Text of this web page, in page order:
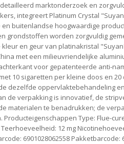
marktonderzoek en
integreert Platinum Crystal
buitenlandse hoogwaardige
grondstoffen worden zorgvuldig
en geur van platinakristal
met een milieuvriendelijke
voor gepatenteerde anti-
10 sigaretten per kleine doos en
dezelfde oppervlaktebehandeling
de verpakking is innovatief, de
materialen te benadrukken; de
Type: Flue-
12 mg
6901028062558 Pakketbarcode: